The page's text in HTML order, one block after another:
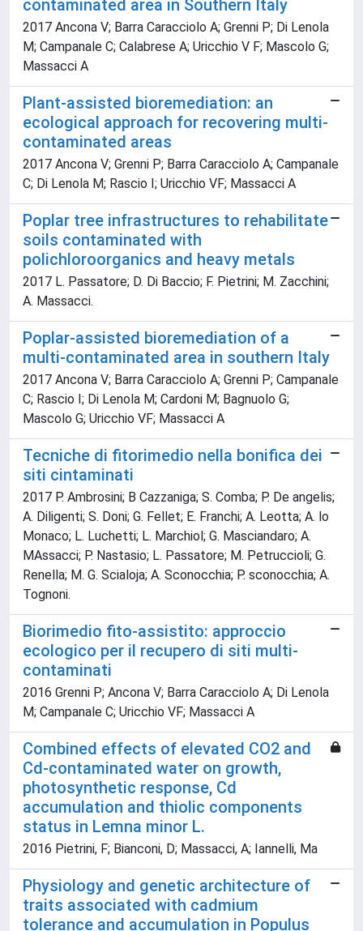
contaminated area in Southern Italy
2017 Ancona V; Barra Caracciolo A; Grenni P; Di Lenola
M; Campanale C; Calabrese A; Uricchio V F; Mascolo G;
Massacci A
Plant-assisted bioremediation: an
ecological approach for recovering multi-
contaminated areas
2017 Ancona V; Grenni P; Barra Caracciolo A; Campanale
C; Di Lenola M; Rascio I; Uricchio VF; Massacci A
Poplar tree infrastructures to rehabilitate
soils contaminated with
polichloroorganics and heavy metals
2017 L. Passatore; D. Di Baccio; F. Pietrini; M. Zacchini;
A. Massacci.
Poplar-assisted bioremediation of a
multi-contaminated area in southern Italy
2017 Ancona V; Barra Caracciolo A; Grenni P; Campanale
C; Rascio I; Di Lenola M; Cardoni M; Bagnuolo G;
Mascolo G; Uricchio VF; Massacci A
Tecniche di fitorimedio nella bonifica dei
siti cintaminati
2017 P. Ambrosini; B Cazzaniga; S. Comba; P. De angelis;
A. Diligenti; S. Doni; G. Fellet; E. Franchi; A. Leotta; A. lo
Monaco; L. Luchetti; L. Marchiol; G. Masciandaro; A.
MAssacci; P. Nastasio; L. Passatore; M. Petruccioli; G.
Renella; M. G. Scialoja; A. Sconocchia; P. sconocchia; A.
Tognoni.
Biorimedio fito-assistito: approccio
ecologico per il recupero di siti multi-
contaminati
2016 Grenni P; Ancona V; Barra Caracciolo A; Di Lenola
M; Campanale C; Uricchio VF; Massacci A
Combined effects of elevated CO2 and
Cd-contaminated water on growth,
photosynthetic response, Cd
accumulation and thiolic components
status in Lemna minor L.
2016 Pietrini, F; Bianconi, D; Massacci, A; Iannelli, Ma
Physiology and genetic architecture of
traits associated with cadmium
tolerance and accumulation in Populus